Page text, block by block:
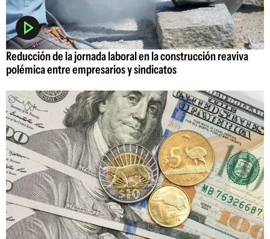
Reducción de la jornada laboral en la construcción reaviva
polémica entre empresarios y sindicatos